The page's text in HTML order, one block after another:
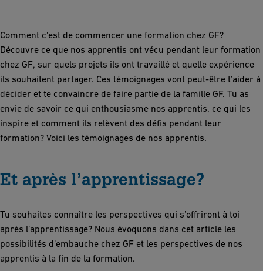
Comment c'est de commencer une formation chez GF?
Découvre ce que nos apprentis ont vécu pendant leur formation
chez GF, sur quels projets ils ont travaillé et quelle expérience
ils souhaitent partager. Ces témoignages vont peut-être t’aider à
décider et te convaincre de faire partie de la famille GF. Tu as
envie de savoir ce qui enthousiasme nos apprentis, ce qui les
inspire et comment ils relèvent des défis pendant leur
formation? Voici les témoignages de nos apprentis.
Et après l’apprentissage?
Tu souhaites connaître les perspectives qui s’offriront à toi
après l’apprentissage? Nous évoquons dans cet article les
possibilités d’embauche chez GF et les perspectives de nos
apprentis à la fin de la formation.